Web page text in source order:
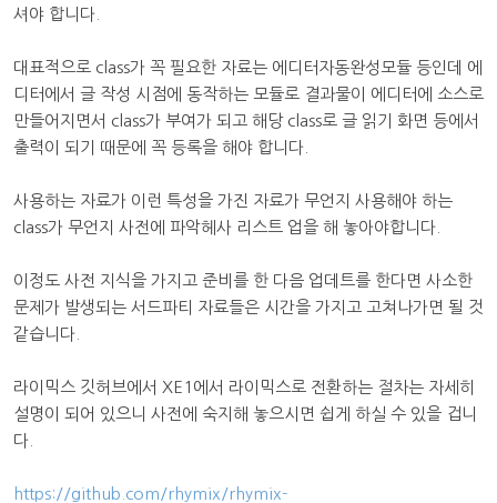
셔야 합니다.
대표적으로 class가 꼭 필요한 자료는 에디터자동완성모듈 등인데 에
디터에서 글 작성 시점에 동작하는 모듈로 결과물이 에디터에 소스로
만들어지면서 class가 부여가 되고 해당 class로 글 읽기 화면 등에서
출력이 되기 때문에 꼭 등록을 해야 합니다.
사용하는 자료가 이런 특성을 가진 자료가 무언지 사용해야 하는
class가 무언지 사전에 파악헤사 리스트 업을 해 놓아야합니다.
이정도 사전 지식을 가지고 준비를 한 다음 업데트를 한다면 사소한
문제가 발생되는 서드파티 자료들은 시간을 가지고 고쳐나가면 될 것
같습니다.
라이믹스 깃허브에서 XE1에서 라이믹스로 전환하는 절차는 자세히
설명이 되어 있으니 사전에 숙지해 놓으시면 쉽게 하실 수 있을 겁니
다.
https://github.com/rhymix/rhymix-